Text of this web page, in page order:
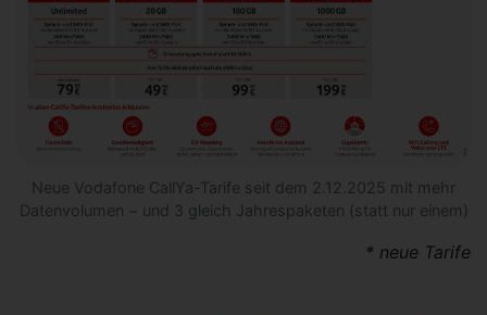
Neue Vodafone CallYa-Tarife seit dem 2.12.2025 mit mehr
Datenvolumen − und 3 gleich Jahrespaketen (statt nur einem)
* neue Tarife